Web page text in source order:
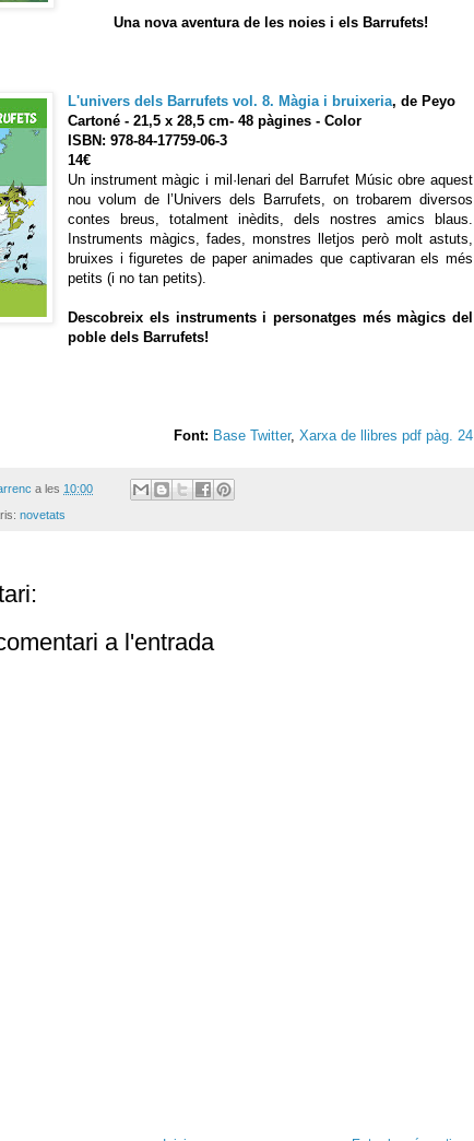
Una nova aventura de les noies i els Barrufets!
L'univers dels Barrufets vol. 8. Màgia i bruixeria, de Peyo
Cartoné - 21,5 x 28,5 cm- 48 pàgines - Color
ISBN: 978-84-17759-06-3
14€
Un instrument màgic i mil·lenari del Barrufet Músic obre aquest
nou volum de l’Univers dels Barrufets, on trobarem diversos
contes breus, totalment inèdits, dels nostres amics blaus.
Instruments màgics, fades, monstres lletjos però molt astuts,
bruixes i figuretes de paper animades que captivaran els més
petits (i no tan petits).
Descobreix els instruments i personatges més màgics del
poble dels Barrufets!
Font: Base Twitter, Xarxa de llibres pdf pàg. 24
a les 10:00
novetats
a l'entrada